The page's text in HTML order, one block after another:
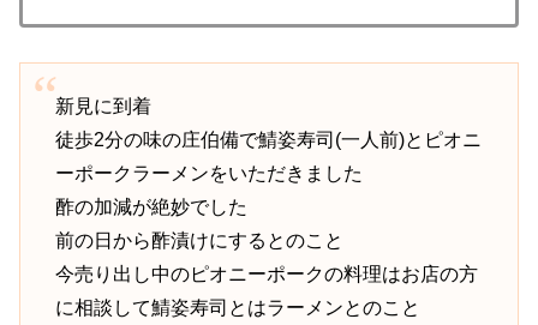
新見に到着
徒歩2分の味の庄伯備で鯖姿寿司(一人前)とピオニ
ーポークラーメンをいただきました
酢の加減が絶妙でした
前の日から酢漬けにするとのこと
今売り出し中のピオニーポークの料理はお店の方
に相談して鯖姿寿司とはラーメンとのこと